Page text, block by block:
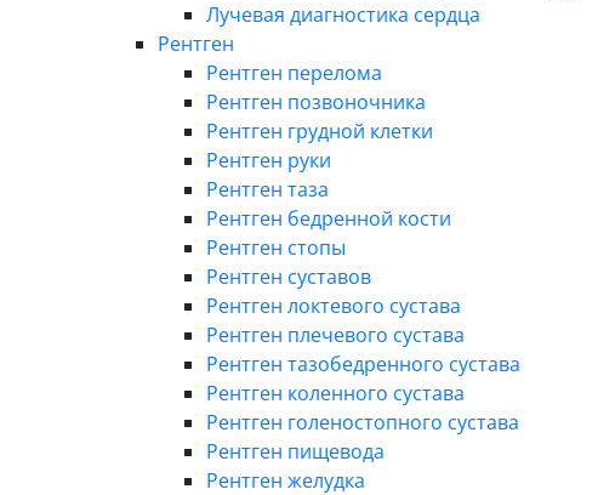
Лучевая диагностика сердца
Рентген
Рентген перелома
Рентген позвоночника
Рентген грудной клетки
Рентген руки
Рентген таза
Рентген бедренной кости
Рентген стопы
Рентген суставов
Рентген локтевого сустава
Рентген плечевого сустава
Рентген тазобедренного сустава
Рентген коленного сустава
Рентген голеностопного сустава
Рентген пищевода
Рентген желудка